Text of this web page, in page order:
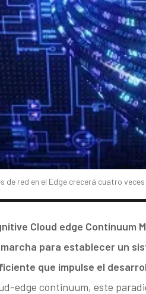
de red en el Edge crecerá cuatro
Cloud edge Continuum
para establecer un
que impulse el
edge continuum, este